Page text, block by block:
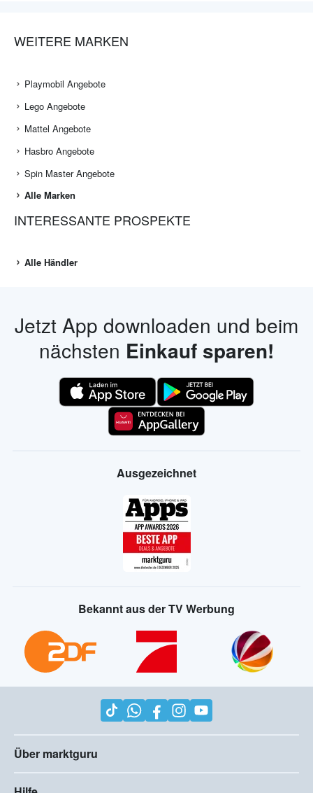
WEITERE MARKEN
Playmobil Angebote
Lego Angebote
Mattel Angebote
Hasbro Angebote
Spin Master Angebote
Alle Marken
INTERESSANTE PROSPEKTE
Alle Händler
Jetzt App downloaden und beim
nächsten Einkauf sparen!
Ausgezeichnet
Bekannt aus der TV Werbung
Über marktguru